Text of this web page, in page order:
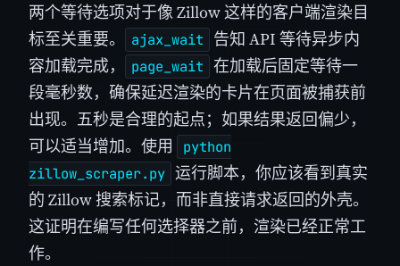
两个等待选项对于像 Zillow 这样的客户端渲染目
标至关重要。
ajax_wait
告知 API 等待异步内
容加载完成，
page_wait 在加载后固定等待一
段毫秒数，确保延迟渲染的卡片在页面被捕获前
出现。五秒是合理的起点；如果结果返回偏少，
可以适当增加。使用
python
zillow_scraper.py 运行脚本，你应该看到真实
的 Zillow 搜索标记，而非直接请求返回的外壳。
这证明在编写任何选择器之前，渲染已经正常工
作。